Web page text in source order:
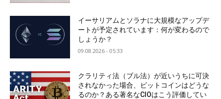
イーサリアムとソラナに大規模なアップデ
ートが予定されています：何が変わるので
しょうか？
09.08.2026 - 05:33
クラリティ法（ブル法）が近いうちに可決
されなかった場合、ビットコインはどうな
るのか？ある著名なCIOはこう評価してい